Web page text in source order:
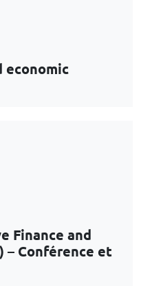
economic
Finance and
– Conférence et